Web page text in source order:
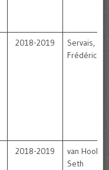
2018-2019
Servais,
Frédéric
2018-2019
van
Seth